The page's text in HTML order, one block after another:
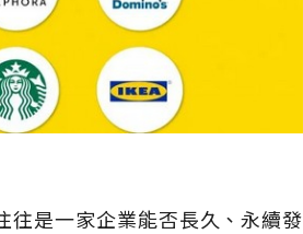
往是一家企業能否長久、永續發